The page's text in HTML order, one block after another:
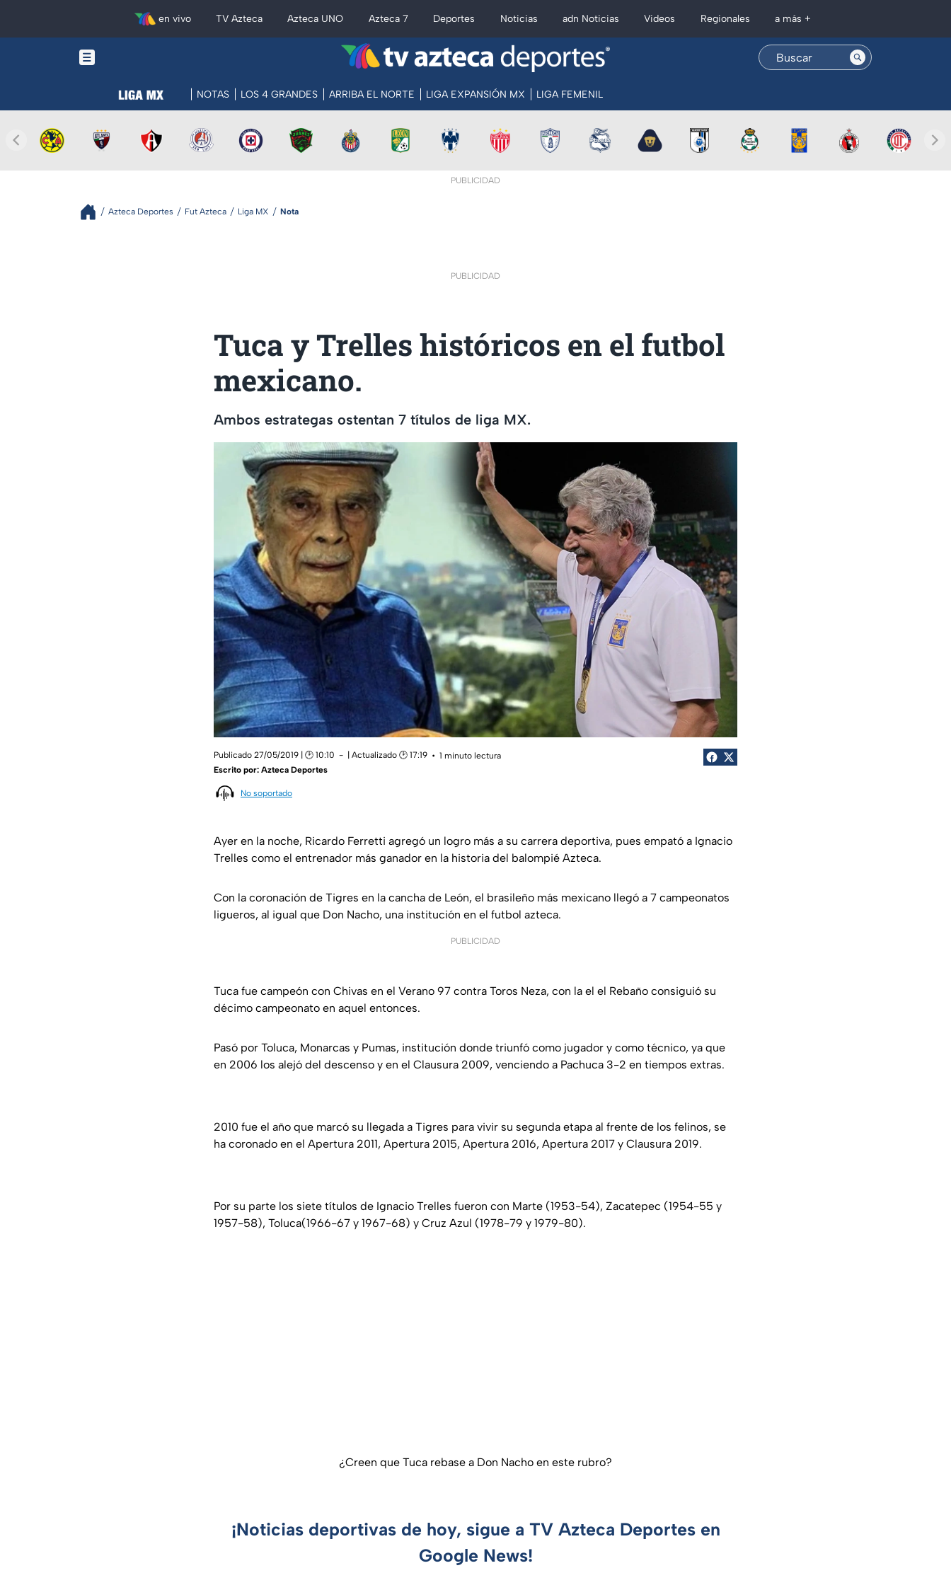
en vivo TV Azteca Azteca UNO Azteca 7 Deportes Noticias adn Noticias Videos Regionales a más +
NOTAS LOS 4 GRANDES ARRIBA EL NORTE LIGA EXPANSIÓN MX LIGA FEMENIL
PUBLICIDAD
Azteca Deportes Fut Azteca Liga MX Nota
PUBLICIDAD
Tuca y Trelles históricos en el futbol
mexicano.
Ambos estrategas ostentan 7 títulos de liga MX.
Publicado 27/05/2019 | 🕑 10:10 | Actualizado 🕑 17:19
1 minuto lectura
Escrito por: Azteca Deportes
No soportado
Ayer en la noche, Ricardo Ferretti agregó un logro más a su carrera deportiva, pues empató a Ignacio
Trelles como el entrenador más ganador en la historia del balompié Azteca.
Con la coronación de Tigres en la cancha de León, el brasileño más mexicano llegó a 7 campeonatos
ligueros, al igual que Don Nacho, una institución en el futbol azteca.
PUBLICIDAD
Tuca fue campeón con Chivas en el Verano 97 contra Toros Neza, con la el el Rebaño consiguió su
décimo campeonato en aquel entonces.
Pasó por Toluca, Monarcas y Pumas, institución donde triunfó como jugador y como técnico, ya que
en 2006 los alejó del descenso y en el Clausura 2009, venciendo a Pachuca 3-2 en tiempos extras.
2010 fue el año que marcó su llegada a Tigres para vivir su segunda etapa al frente de los felinos, se
ha coronado en el Apertura 2011, Apertura 2015, Apertura 2016, Apertura 2017 y Clausura 2019.
Por su parte los siete títulos de Ignacio Trelles fueron con Marte (1953-54), Zacatepec (1954-55 y
1957-58), Toluca(1966-67 y 1967-68) y Cruz Azul (1978-79 y 1979-80).
¿Creen que Tuca rebase a Don Nacho en este rubro?
¡Noticias deportivas de hoy, sigue a TV Azteca Deportes en
Google News!